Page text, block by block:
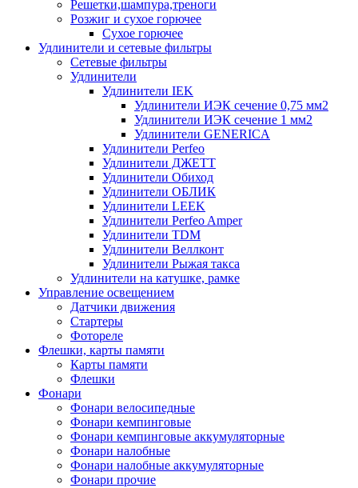
Решетки,шампура,треноги
Розжиг и сухое горючее
Сухое горючее
Удлинители и сетевые фильтры
Сетевые фильтры
Удлинители
Удлинители IEK
Удлинители ИЭК сечение 0,75 мм2
Удлинители ИЭК сечение 1 мм2
Удлинители GENERICA
Удлинители Perfeo
Удлинители ДЖЕТТ
Удлинители Обиход
Удлинители ОБЛИК
Удлинители LEEK
Удлинители Perfeo Amper
Удлинители TDM
Удлинители Веллконт
Удлинители Рыжая такса
Удлинители на катушке, рамке
Управление освещением
Датчики движения
Стартеры
Фотореле
Флешки, карты памяти
Карты памяти
Флешки
Фонари
Фонари велосипедные
Фонари кемпинговые
Фонари кемпинговые аккумуляторные
Фонари налобные
Фонари налобные аккумуляторные
Фонари прочие